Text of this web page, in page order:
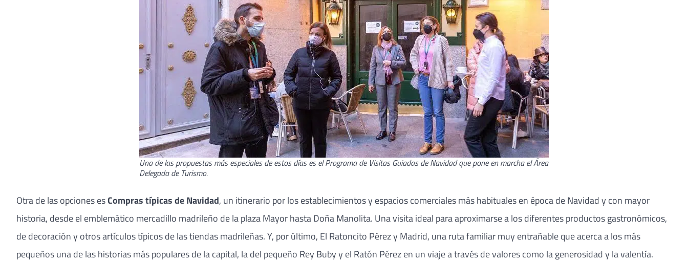
Una de las propuestas más especiales de estos días es el Programa de Visitas Guiadas de Navidad que pone en marcha el Área
Delegada de Turismo.
Otra de las opciones esCompras típicas de Navidad, un itinerario por los establecimientos y espacios comerciales más habituales en época de Navidad y con mayor
historia, desde el emblemático mercadillo madrileño de la plaza Mayor hasta Doña Manolita. Una visita ideal para aproximarse a los diferentes productos gastronómicos,
de decoración y otros artículos típicos de las tiendas madrileñas. Y, por último, El Ratoncito Pérez y Madrid, una ruta familiar muy entrañable que acerca a los más
pequeños una de las historias más populares de la capital, la del pequeño Rey Buby y el Ratón Pérez en un viaje a través de valores como la generosidad y la valentía.